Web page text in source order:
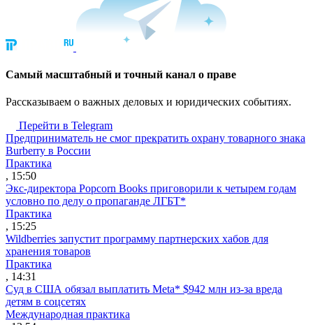
Cамый масштабный и точный канал о праве
Рассказываем о важных деловых и юридических событиях.
Перейти в Telegram
Предприниматель не смог прекратить охрану товарного знака
Burberry в России
Практика
, 15:50
Экс-директора Popcorn Books приговорили к четырем годам
условно по делу о пропаганде ЛГБТ*
Практика
, 15:25
Wildberries запустит программу партнерских хабов для
хранения товаров
Практика
, 14:31
Суд в США обязал выплатить Meta* $942 млн из-за вреда
детям в соцсетях
Международная практика